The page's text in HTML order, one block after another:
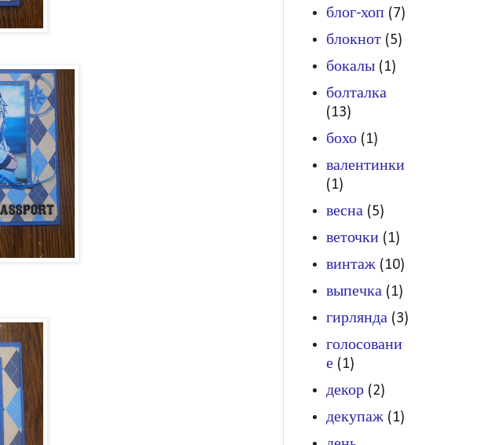
блог-хоп (7)
блокнот (5)
бокалы (1)
болталка
(13)
бохо (1)
валентинки
(1)
весна (5)
веточки (1)
винтаж (10)
выпечка (1)
гирлянда (3)
голосовани
е (1)
декор (2)
декупаж (1)